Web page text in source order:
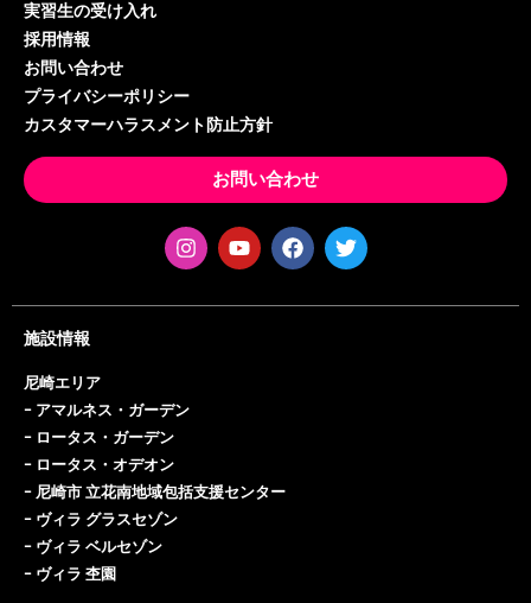
実習生の受け入れ
採用情報
お問い合わせ
プライバシーポリシー
カスタマーハラスメント防止方針
お問い合わせ
施設情報
尼崎エリア
ｰ アマルネス・ガーデン
ｰ ロータス・ガーデン
ｰ ロータス・オデオン
ｰ 尼崎市 立花南地域包括支援センター
ｰ ヴィラ グラスセゾン
ｰ ヴィラ ベルセゾン
ｰ ヴィラ 杢園